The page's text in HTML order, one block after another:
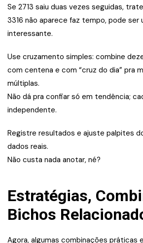
Se 2713 saiu duas vezes seguidas,
3316 não aparece faz tempo, pode ser
interessante.
Use cruzamento simples: combine
com centena e com “cruz do dia” pra
múltiplas.
Não dá pra confiar só em tendência;
independente.
Registre resultados e ajuste palpites
dados reais.
Não custa nada anotar, né?
Estratégias,
Bichos
Agora, algumas combinações práticas